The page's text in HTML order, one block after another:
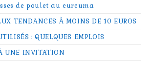
de poulet au curcuma
TENDANCES À MOINS DE 10 EUROS
: QUELQUES EMPLOIS
UNE INVITATION